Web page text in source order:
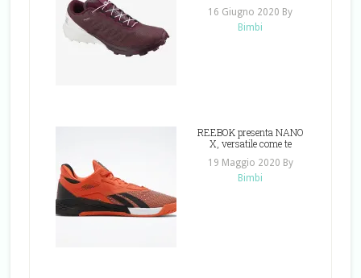
16 Giugno 2020 By
Bimbi
REEBOK presenta NANO
X, versatile come te
19 Maggio 2020 By
Bimbi